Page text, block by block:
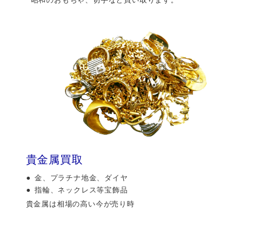
貴金属買取
金、プラチナ地金、ダイヤ
指輪、ネックレス等宝飾品
貴金属は相場の高い今が売り時